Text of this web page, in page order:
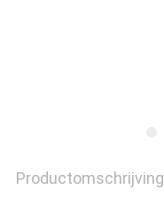
Productomschrijving